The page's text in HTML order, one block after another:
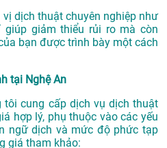
dịch thuật chuyên nghiệp như
giúp giảm thiểu rủi ro mà còn
bạn được trình bày một cách
tại Nghệ An
tôi cung cấp dịch vụ dịch thuật
hợp lý, phụ thuộc vào các yếu
ngữ dịch và mức độ phức tạp
giá tham khảo: